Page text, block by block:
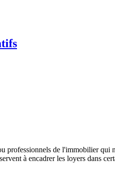
de l'immobilier qui
à encadrer les loyers dans